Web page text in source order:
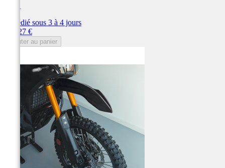
Expédié sous 3 à 4 jours
104,27 €
Ajouter au panier